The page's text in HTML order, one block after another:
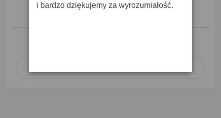
599,00 zł 675,00 zł
i bardzo dziękujemy za wyrozumiałość.